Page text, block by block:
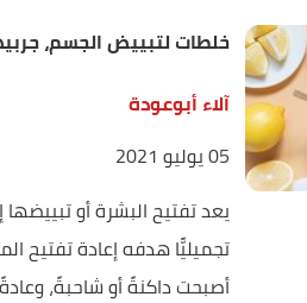
خلطات لتبييض الجسم،
آلاء أبوعودة
05 يوليو 2021
يعد تفتيح البشرة أو تبييضها
تجميليًّا هدفه إعادة تفتيح
أصبحت داكنةً أو شاحبةً،